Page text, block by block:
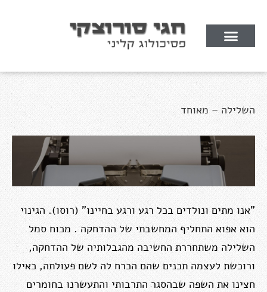
השלילה – מאוחד
"אנו מתים ונולדים בכל רגע ורגע בחיינו" (רוסו). הגינוי
הוא אפוא התחליף המחשבתי של ההדחקה . מכוח סמל
השלילה משתחררת החשיבה מהגבלותיה של ההדחקה,
ורוכשת לעצמה תכנים שהם הכרח לה לשם פעולתה, כאילו
חצינו את השפה שבהסגר התרבותי והתעשרנו בחומרים